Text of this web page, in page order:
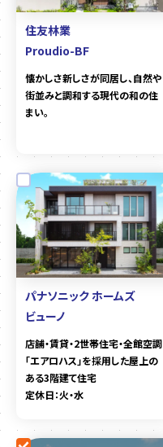
住友林業
Proudio-BF
懐かしさ新しさが同居し、自然や
街並みと調和する現代の和の住
まい。
パナソニック ホームズ
ビューノ
店舗・賃貸・2世帯住宅・全館空調
「エアロハス」を採用した屋上の
ある3階建て住宅
定休日：火・水